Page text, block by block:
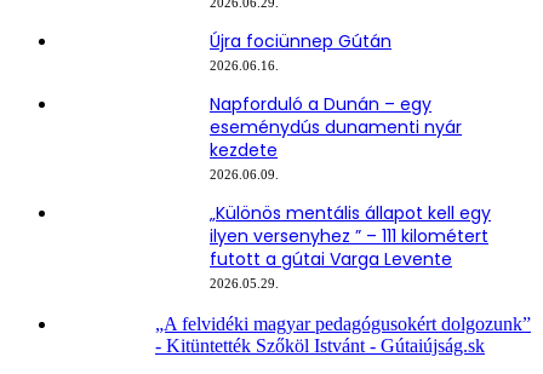
Újra fociünnep Gútán
2026.06.16.
Napforduló a Dunán – egy
eseménydús dunamenti nyár
kezdete
2026.06.09.
„Különös mentális állapot kell egy
ilyen versenyhez ” – 111 kilométert
futott a gútai Varga Levente
2026.05.29.
„A felvidéki magyar pedagógusokért dolgozunk”
- Kitüntették Szőköl Istvánt - Gútaiújság.sk